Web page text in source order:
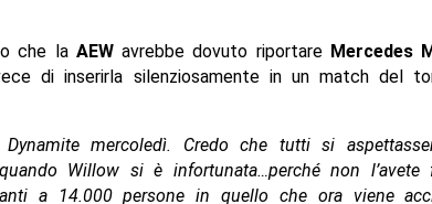
che la AEWavrebbe dovuto riportare Mercedes
di inserirla silenziosamente in un match del
mercoledì. Credo che tutti si
Willow si è infortunata…perché non l’avete
a 14.000 persone in quello che ora viene